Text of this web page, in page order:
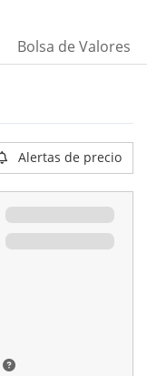
Bolsa de Valores
Alertas de precio